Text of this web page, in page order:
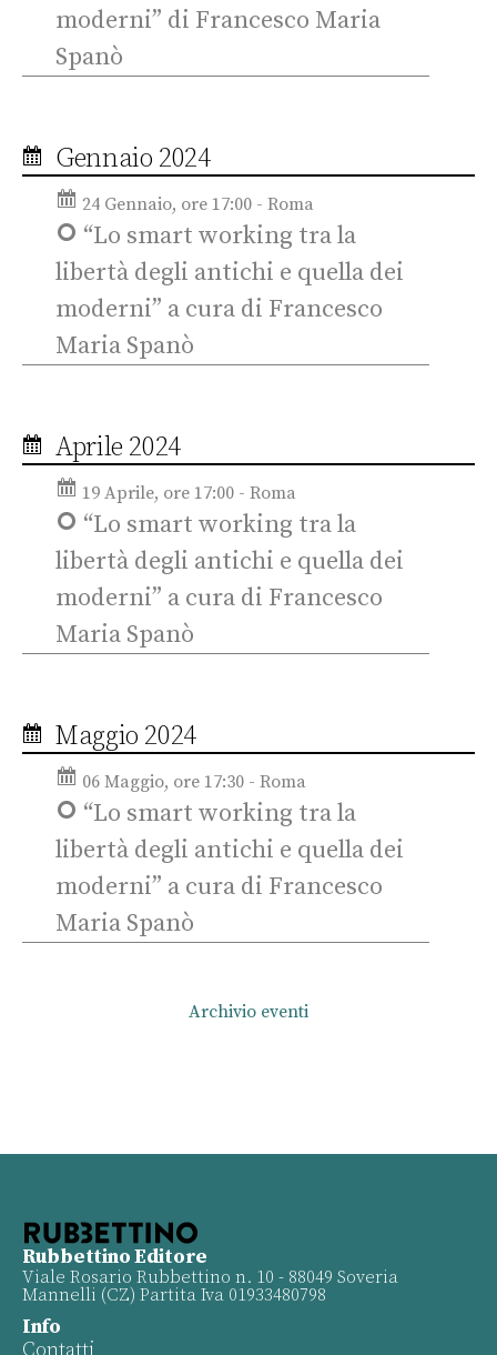
moderni” di Francesco Maria
Spanò
Gennaio 2024
24 Gennaio, ore 17:00 - Roma
“Lo smart working tra la
libertà degli antichi e quella dei
moderni” a cura di Francesco
Maria Spanò
Aprile 2024
19 Aprile, ore 17:00 - Roma
“Lo smart working tra la
libertà degli antichi e quella dei
moderni” a cura di Francesco
Maria Spanò
Maggio 2024
06 Maggio, ore 17:30 - Roma
“Lo smart working tra la
libertà degli antichi e quella dei
moderni” a cura di Francesco
Maria Spanò
Archivio eventi
Rubbettino Editore
Viale Rosario Rubbettino n. 10 - 88049 Soveria
Mannelli (CZ) Partita Iva 01933480798
Info
Contatti